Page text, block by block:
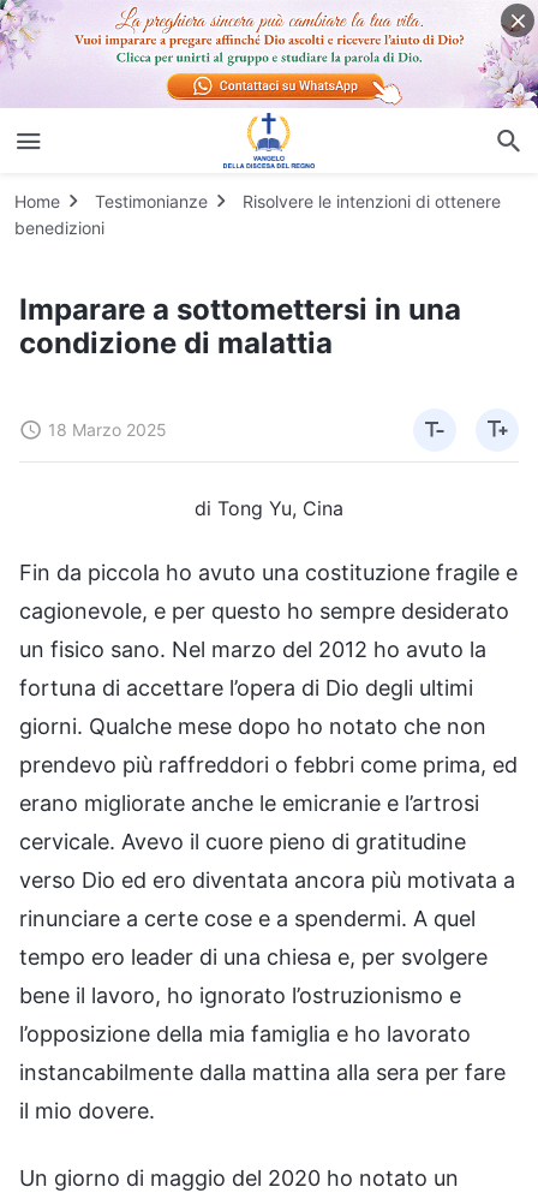
Home Testimonianze
Risolvere le intenzioni di ottenere
benedizioni
Imparare a sottomettersi in una
condizione di malattia
18 Marzo 2025
di Tong Yu, Cina
Fin da piccola ho avuto una costituzione fragile e
cagionevole, e per questo ho sempre desiderato
un fisico sano. Nel marzo del 2012 ho avuto la
fortuna di accettare l’opera di Dio degli ultimi
giorni. Qualche mese dopo ho notato che non
prendevo più raffreddori o febbri come prima, ed
erano migliorate anche le emicranie e l’artrosi
cervicale. Avevo il cuore pieno di gratitudine
verso Dio ed ero diventata ancora più motivata a
rinunciare a certe cose e a spendermi. A quel
tempo ero leader di una chiesa e, per svolgere
bene il lavoro, ho ignorato l’ostruzionismo e
l’opposizione della mia famiglia e ho lavorato
instancabilmente dalla mattina alla sera per fare
il mio dovere.
Un giorno di maggio del 2020 ho notato un